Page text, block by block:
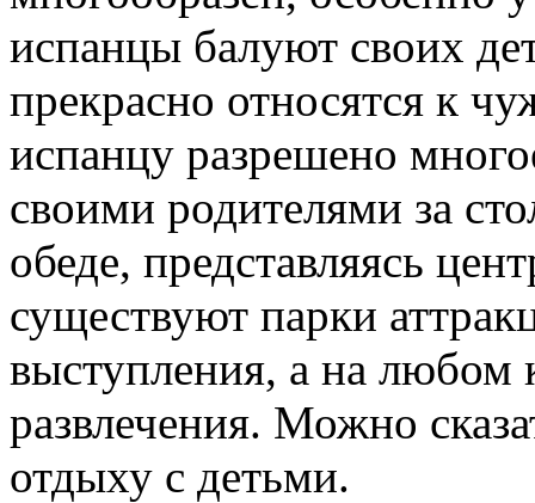
испанцы балуют своих
прекрасно относятся к
испанцу разрешено
своими родителями за
обеде, представляясь
существуют парки
выступления, а на любом
развлечения. Можно
отдыху с детьми.